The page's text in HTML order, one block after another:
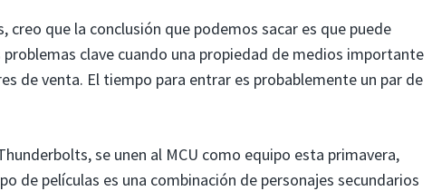
que la conclusión que podemos sacar es que puede
clave cuando una propiedad de medios importante
de venta. El tiempo para entrar es probablemente un par de
se unen al MCU como equipo esta primavera,
de películas es una combinación de personajes secundarios